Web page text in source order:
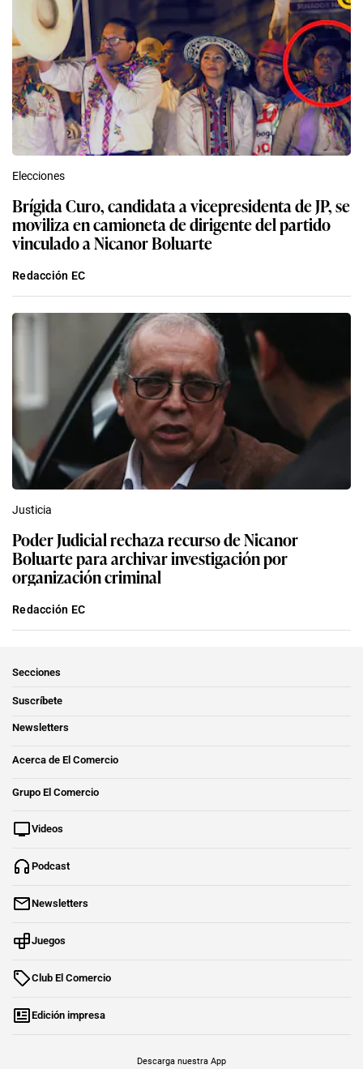
Elecciones
Brígida Curo, candidata a vicepresidenta de JP, se
moviliza en camioneta de dirigente del partido
vinculado a Nicanor Boluarte
Redacción EC
Justicia
Poder Judicial rechaza recurso de Nicanor
Boluarte para archivar investigación por
organización criminal
Redacción EC
Secciones
Suscríbete
Newsletters
Acerca de El Comercio
Grupo El Comercio
Videos
Podcast
Newsletters
Juegos
Club El Comercio
Edición impresa
Descarga nuestra App